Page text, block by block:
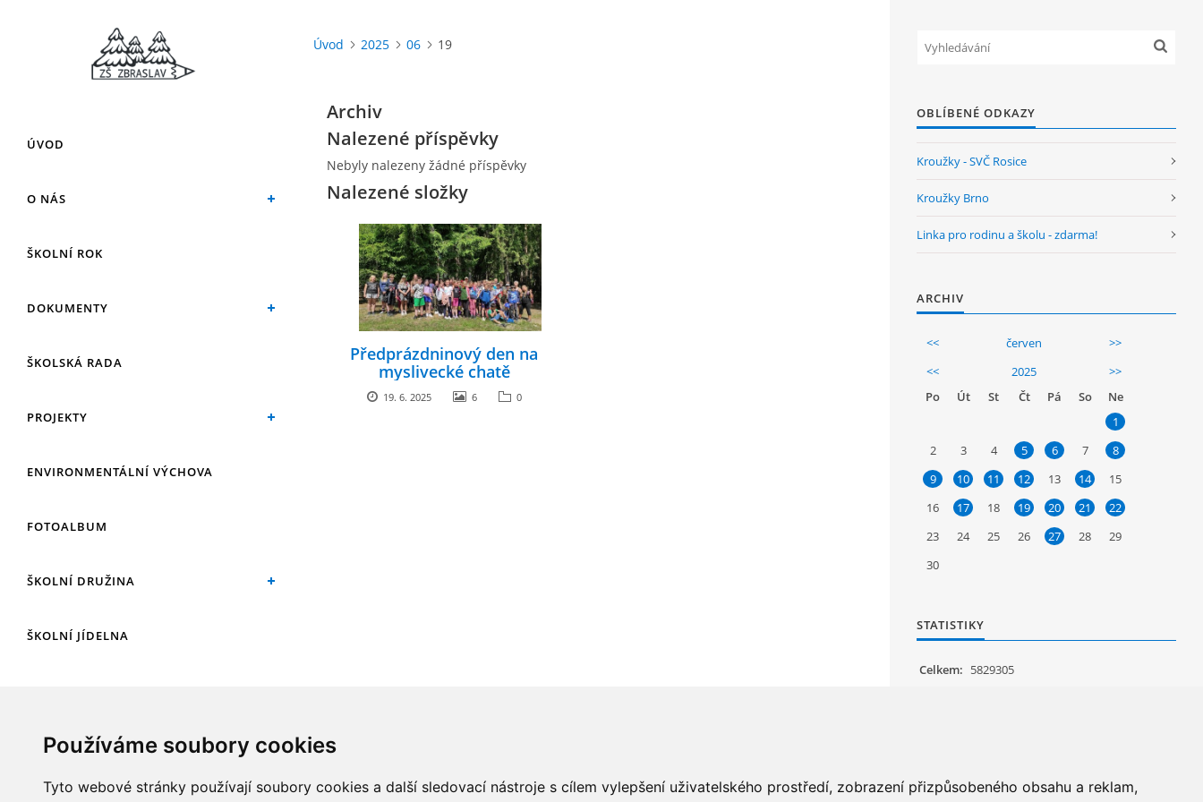
Používáme soubory cookies
Tyto webové stránky používají soubory cookies a další sledovací nástroje s cílem vylepšení uživatelského prostředí, zobrazení přizpůsobeného obsahu a reklam,
ÚVOD
O NÁS
ŠKOLNÍ ROK
DOKUMENTY
ŠKOLSKÁ RADA
PROJEKTY
ENVIRONMENTÁLNÍ VÝCHOVA
FOTOALBUM
ŠKOLNÍ DRUŽINA
ŠKOLNÍ JÍDELNA
KROUŽKY
Úvod 2025 06 19
Archiv
Nalezené příspěvky
Nebyly nalezeny žádné příspěvky
Nalezené složky
Předprázdninový den na
myslivecké chatě
19. 6. 2025 6 0
OBLÍBENÉ ODKAZY
Kroužky - SVČ Rosice
Kroužky Brno
Linka pro rodinu a školu - zdarma!
ARCHIV
<< červen
>>
<<
2025
>>
Po
Út St Čt Pá So
Ne
1
2
3 4 5 6 7
8
9
10 11 12 13 14
15
16
17 18 19 20 21
22
23
24 25 26 27 28
29
30
STATISTIKY
Celkem: 5829305